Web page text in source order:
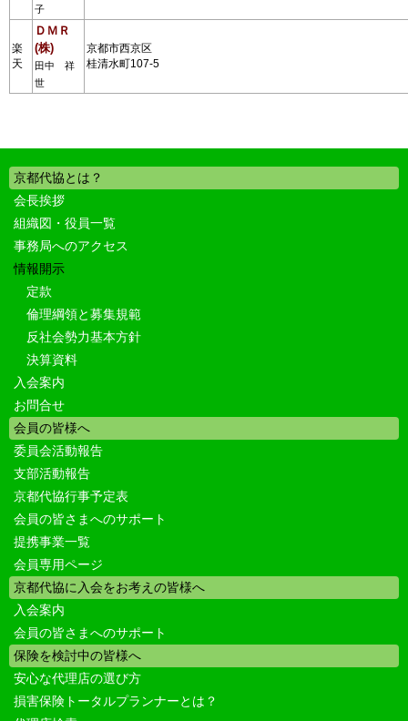
子
楽
天
ＤＭＲ
(株)
田中 祥
世
京都市西京区
桂清水町107-5
京都代協とは？
会長挨拶
組織図・役員一覧
事務局へのアクセス
情報開示
定款
倫理綱領と募集規範
反社会勢力基本方針
決算資料
入会案内
お問合せ
会員の皆様へ
委員会活動報告
支部活動報告
京都代協行事予定表
会員の皆さまへのサポート
提携事業一覧
会員専用ページ
京都代協に入会をお考えの皆様へ
入会案内
会員の皆さまへのサポート
保険を検討中の皆様へ
安心な代理店の選び方
損害保険トータルプランナーとは？